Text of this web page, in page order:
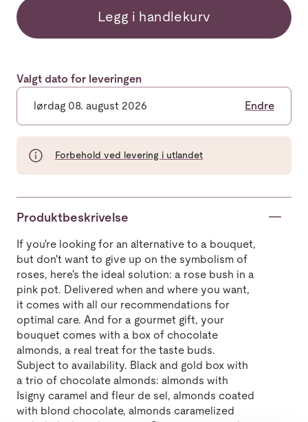
Legg i handlekurv
Valgt dato for leveringen
lørdag 08. august 2026 Endre
Forbehold ved levering i utlandet
Produktbeskrivelse
If you're looking for an alternative to a bouquet,
but don't want to give up on the symbolism of
roses, here's the ideal solution: a rose bush in a
pink pot. Delivered when and where you want,
it comes with all our recommendations for
optimal care. And for a gourmet gift, your
bouquet comes with a box of chocolate
almonds, a real treat for the taste buds.
Subject to availability. Black and gold box with
a trio of chocolate almonds: almonds with
Isigny caramel and fleur de sel, almonds coated
with blond chocolate, almonds caramelized